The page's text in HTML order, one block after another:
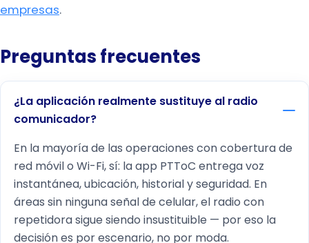
empresas.
Preguntas frecuentes
¿La aplicación realmente sustituye al radio
comunicador?
En la mayoría de las operaciones con cobertura de
red móvil o Wi-Fi, sí: la app PTToC entrega voz
instantánea, ubicación, historial y seguridad. En
áreas sin ninguna señal de celular, el radio con
repetidora sigue siendo insustituible — por eso la
decisión es por escenario, no por moda.